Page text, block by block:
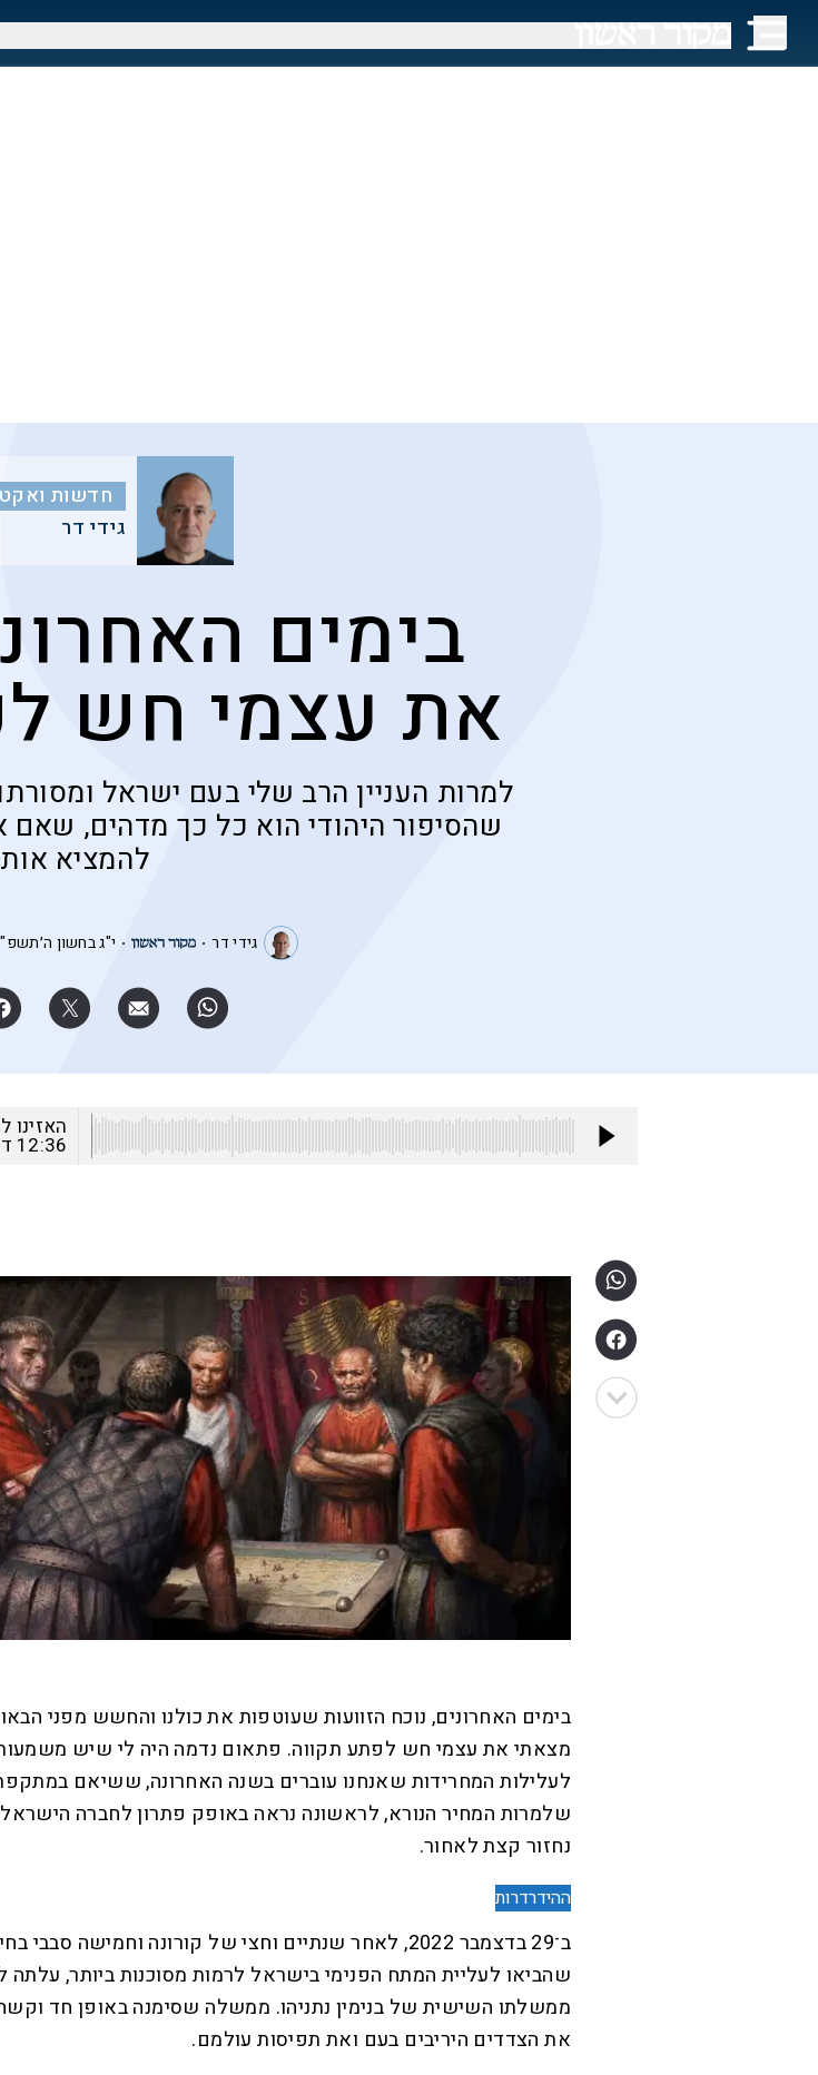
חדשות
גידי דר
בימים
את עצמי חש
למרות העניין הרב שלי בעם ישראל
שהסיפור היהודי הוא כל כך מדהים, שאם
להמציא
גידי דר י"ג בחשון
האזינו
12:36
בימים האחרונים, נוכח הזוועות שעוטפות את כולנו והחשש מפני
מצאתי את עצמי חש לפתע תקווה. פתאום נדמה היה לי שיש
לעלילות המחרידות שאנחנו עוברים בשנה האחרונה, ששיאם
שלמרות המחיר הנורא, לראשונה נראה באופק פתרון לחברה
נחזור קצת לאחור.
ההידרדרות
ב־29 בדצמבר 2022, לאחר שנתיים וחצי של קורונה וחמישה סבבי
שהביאו לעליית המתח הפנימי בישראל לרמות מסוכנות ביותר, עלתה
ממשלתו השישית של בנימין נתניהו. ממשלה שסימנה באופן חד
את הצדדים היריבים בעם ואת תפיסות עולמם.